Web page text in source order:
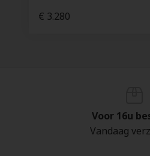
€ 3.280
Voor 16u
Vandaag